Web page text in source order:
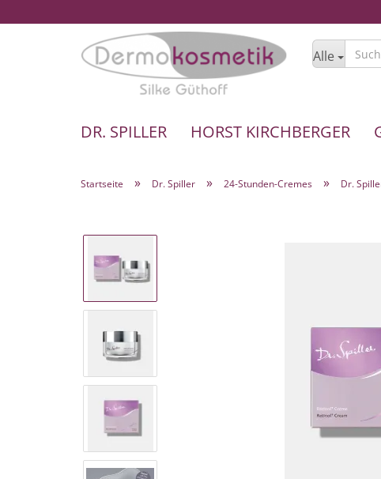
Alle
DR. SPILLER HORST KIRCHBERGER
Startseite » Dr. Spiller » 24-Stunden-Cremes » Dr.